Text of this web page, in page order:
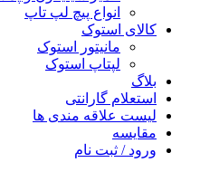
انواع پیچ لپ تاپ
کالای استوک
مانیتور استوک
لپتاپ استوک
بلاگ
استعلام گارانتی
لیست علاقه مندی ها
مقایسه
ورود / ثبت نام